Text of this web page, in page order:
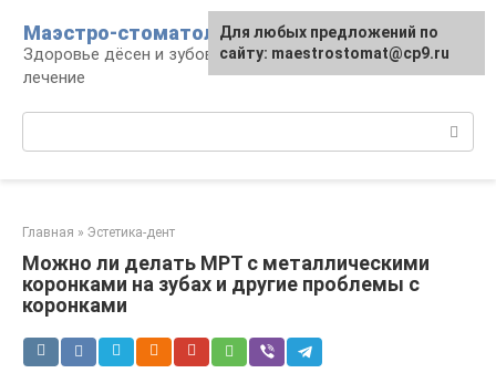
контенту
Маэстро-стоматолог
Здоровье дёсен и зубов, диагностика и
лечение
Главная » Эстетика-дент
Можно ли делать МРТ с металлическими
коронками на зубах и другие проблемы с
коронками
Для любых предложений по
сайту: maestrostomat@cp9.ru